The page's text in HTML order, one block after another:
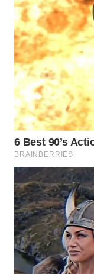
WN
NIAS
WN
LANGKAT
WN
TAPANULI
SELATAN
WN
LESUNG
WN
KARO
WN
SIMALUNGUN